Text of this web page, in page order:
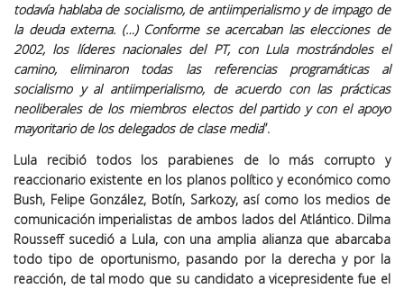
todavía hablaba de socialismo, de antiimperialismo y de impago de
la deuda externa. (…) Conforme se acercaban las elecciones de
2002, los líderes nacionales del PT, con Lula mostrándoles el
camino, eliminaron todas las referencias programáticas al
socialismo y al antiimperialismo, de acuerdo con las prácticas
neoliberales de los miembros electos del partido y con el apoyo
mayoritario de los delegados de clase media”.
Lula recibió todos los parabienes de lo más corrupto y
reaccionario existente en los planos político y económico como
Bush, Felipe González, Botín, Sarkozy, así como los medios de
comunicación imperialistas de ambos lados del Atlántico. Dilma
Rousseff sucedió a Lula, con una amplia alianza que abarcaba
todo tipo de oportunismo, pasando por la derecha y por la
reacción, de tal modo que su candidato a vicepresidente fue el